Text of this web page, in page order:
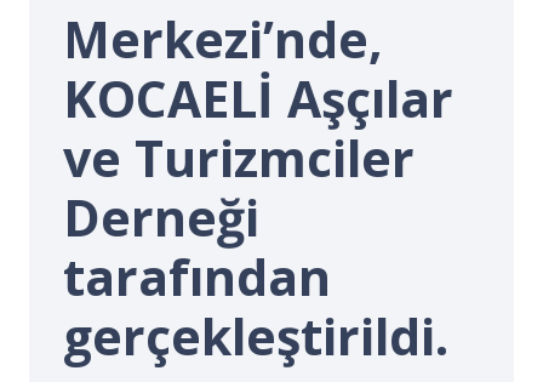
Merkezi’nde,
KOCAELİ Aşçılar
ve Turizmciler
Derneği
tarafından
gerçekleştirildi.